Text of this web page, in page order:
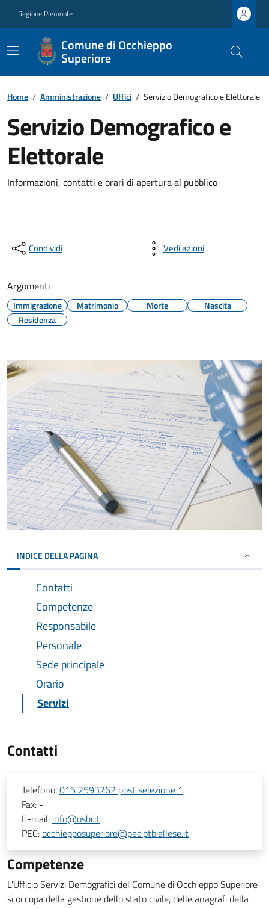
Regione Piemonte
Comune di Occhieppo
Superiore
Home / Amministrazione / Uffici / Servizio Demografico e Elettorale
Servizio Demografico e
Elettorale
Informazioni, contatti e orari di apertura al pubblico
Condividi Vedi azioni
Argomenti
Immigrazione Matrimonio Morte
Nascita
Residenza
INDICE DELLA PAGINA
Contatti
Competenze
Responsabile
Personale
Sede principale
Orario
Servizi
Contatti
Telefono:015 2593262 post selezione 1
Fax: -
E-mail: info@osbi.it
PEC:occhiepposuperiore@pec.ptbiellese.it
Competenze
L'Ufficio Servizi Demografici del Comune di Occhieppo Superiore
si occupa della gestione dello stato civile, delle anagrafi della